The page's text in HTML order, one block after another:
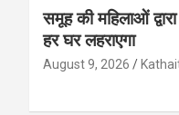
समूह की महिलाओं
हर घर लहराएगा
August 9, 2026